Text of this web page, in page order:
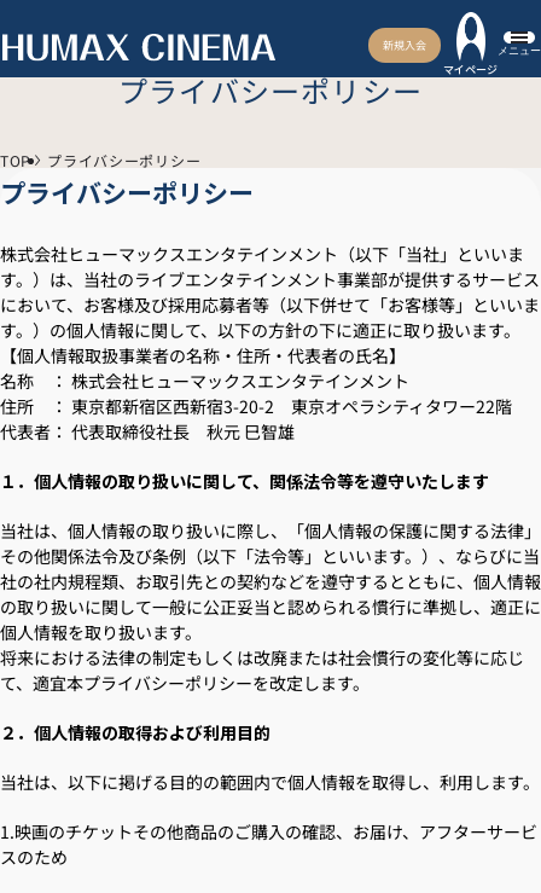
新規入会
マイページ
メニュー
プライバシーポリシー
TOP プライバシーポリシー
プライバシーポリシー
株式会社ヒューマックスエンタテインメント（以下「当社」といいま
す。）は、当社のライブエンタテインメント事業部が提供するサービス
において、お客様及び採用応募者等（以下併せて「お客様等」といいま
す。）の個人情報に関して、以下の方針の下に適正に取り扱います。
【個人情報取扱事業者の名称・住所・代表者の氏名】
名称 ： 株式会社ヒューマックスエンタテインメント
住所 ： 東京都新宿区西新宿3-20-2 東京オペラシティタワー22階
代表者： 代表取締役社長 秋元 巳智雄
１．個人情報の取り扱いに関して、関係法令等を遵守いたします
当社は、個人情報の取り扱いに際し、「個人情報の保護に関する法律」
その他関係法令及び条例（以下「法令等」といいます。）、ならびに当
社の社内規程類、お取引先との契約などを遵守するとともに、個人情報
の取り扱いに関して一般に公正妥当と認められる慣行に準拠し、適正に
個人情報を取り扱います。
将来における法律の制定もしくは改廃または社会慣行の変化等に応じ
て、適宜本プライバシーポリシーを改定します。
２．個人情報の取得および利用目的
当社は、以下に掲げる目的の範囲内で個人情報を取得し、利用します。
1.映画のチケットその他商品のご購入の確認、お届け、アフターサービ
スのため